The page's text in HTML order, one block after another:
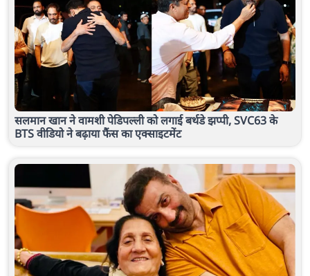
सलमान खान ने वामशी पेडिपल्ली को लगाई बर्थडे झप्पी, SVC63 के
BTS वीडियो ने बढ़ाया फैंस का एक्साइटमेंट